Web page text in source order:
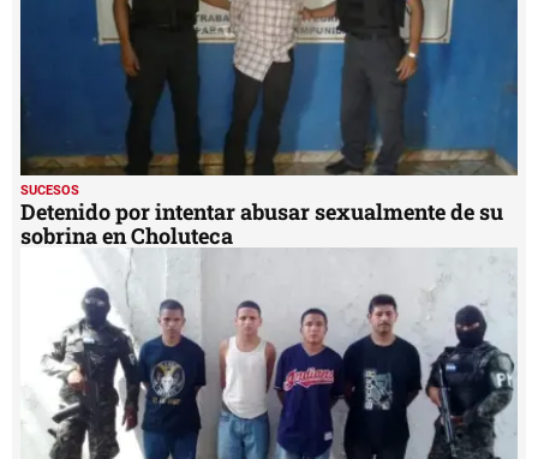
SUCESOS
Detenido por intentar abusar sexualmente de su
sobrina en Choluteca